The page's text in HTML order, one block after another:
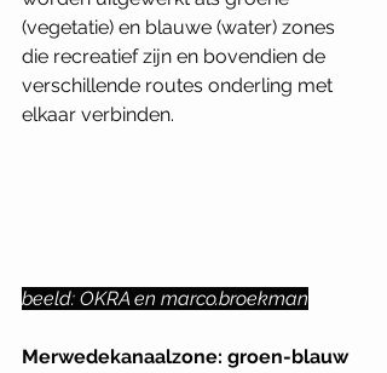
(vegetatie) en blauwe (water) zones
die recreatief zijn en bovendien de
verschillende routes onderling met
elkaar verbinden.
beeld: OKRA en marco.broekman
Merwedekanaalzone: groen-blauw